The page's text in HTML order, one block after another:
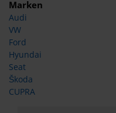
Marken
Audi
VW
Ford
Hyundai
Seat
Škoda
CUPRA